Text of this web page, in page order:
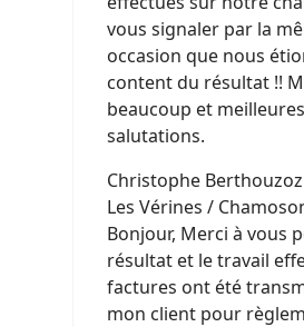
vous signaler par la
occasion que nous
content du résultat !!
beaucoup et meilleures
salutations.
Christophe Berthouzoz
Les Vérines /
Bonjour, Merci à vous
résultat et le travail
factures ont été
mon client pour